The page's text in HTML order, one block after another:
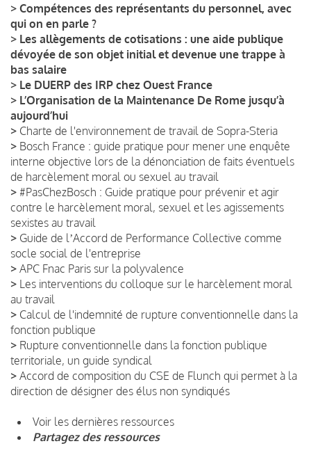
> Compétences des représentants du personnel, avec
qui on en parle ?
> Les allègements de cotisations : une aide publique
dévoyée de son objet initial et devenue une trappe à
bas salaire
> Le DUERP des IRP chez Ouest France
> L’Organisation de la Maintenance De Rome jusqu’à
aujourd’hui
> Charte de l'environnement de travail de Sopra-Steria
> Bosch France : guide pratique pour mener une enquête
interne objective lors de la dénonciation de faits éventuels
de harcèlement moral ou sexuel au travail
> #PasChezBosch : Guide pratique pour prévenir et agir
contre le harcèlement moral, sexuel et les agissements
sexistes au travail
> Guide de lʼAccord de Performance Collective comme
socle social de l'entreprise
> APC Fnac Paris sur la polyvalence
> Les interventions du colloque sur le harcèlement moral
au travail
> Calcul de l'indemnité de rupture conventionnelle dans la
fonction publique
> Rupture conventionnelle dans la fonction publique
territoriale, un guide syndical
> Accord de composition du CSE de Flunch qui permet à la
direction de désigner des élus non syndiqués
Voir les dernières ressources
Partagez des ressources